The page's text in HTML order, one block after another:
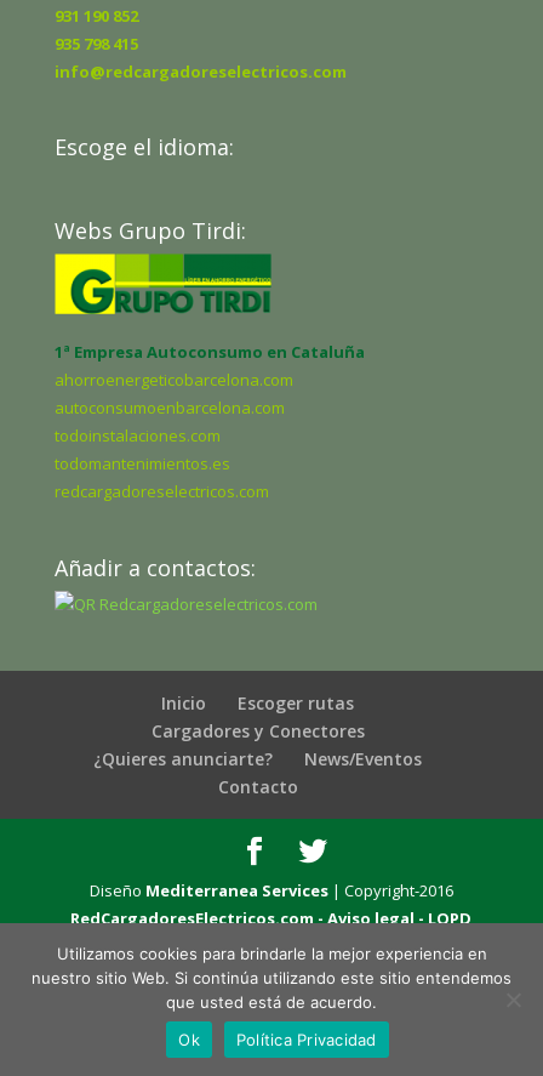
931 190 852
935 798 415
info@redcargadoreselectricos.com
Escoge el idioma:
Webs Grupo Tirdi:
1ª Empresa Autoconsumo en Cataluña
ahorroenergeticobarcelona.com
autoconsumoenbarcelona.com
todoinstalaciones.com
todomantenimientos.es
redcargadoreselectricos.com
Añadir a contactos:
Inicio
Escoger rutas
Cargadores y Conectores
¿Quieres anunciarte?
News/Eventos
Contacto
Diseño Mediterranea Services| Copyright-2016
RedCargadoresElectricos.com -Aviso legal - LOPD
Utilizamos cookies para brindarle la mejor experiencia en
nuestro sitio Web. Si continúa utilizando este sitio entendemos
que usted está de acuerdo.
Ok
Política Privacidad